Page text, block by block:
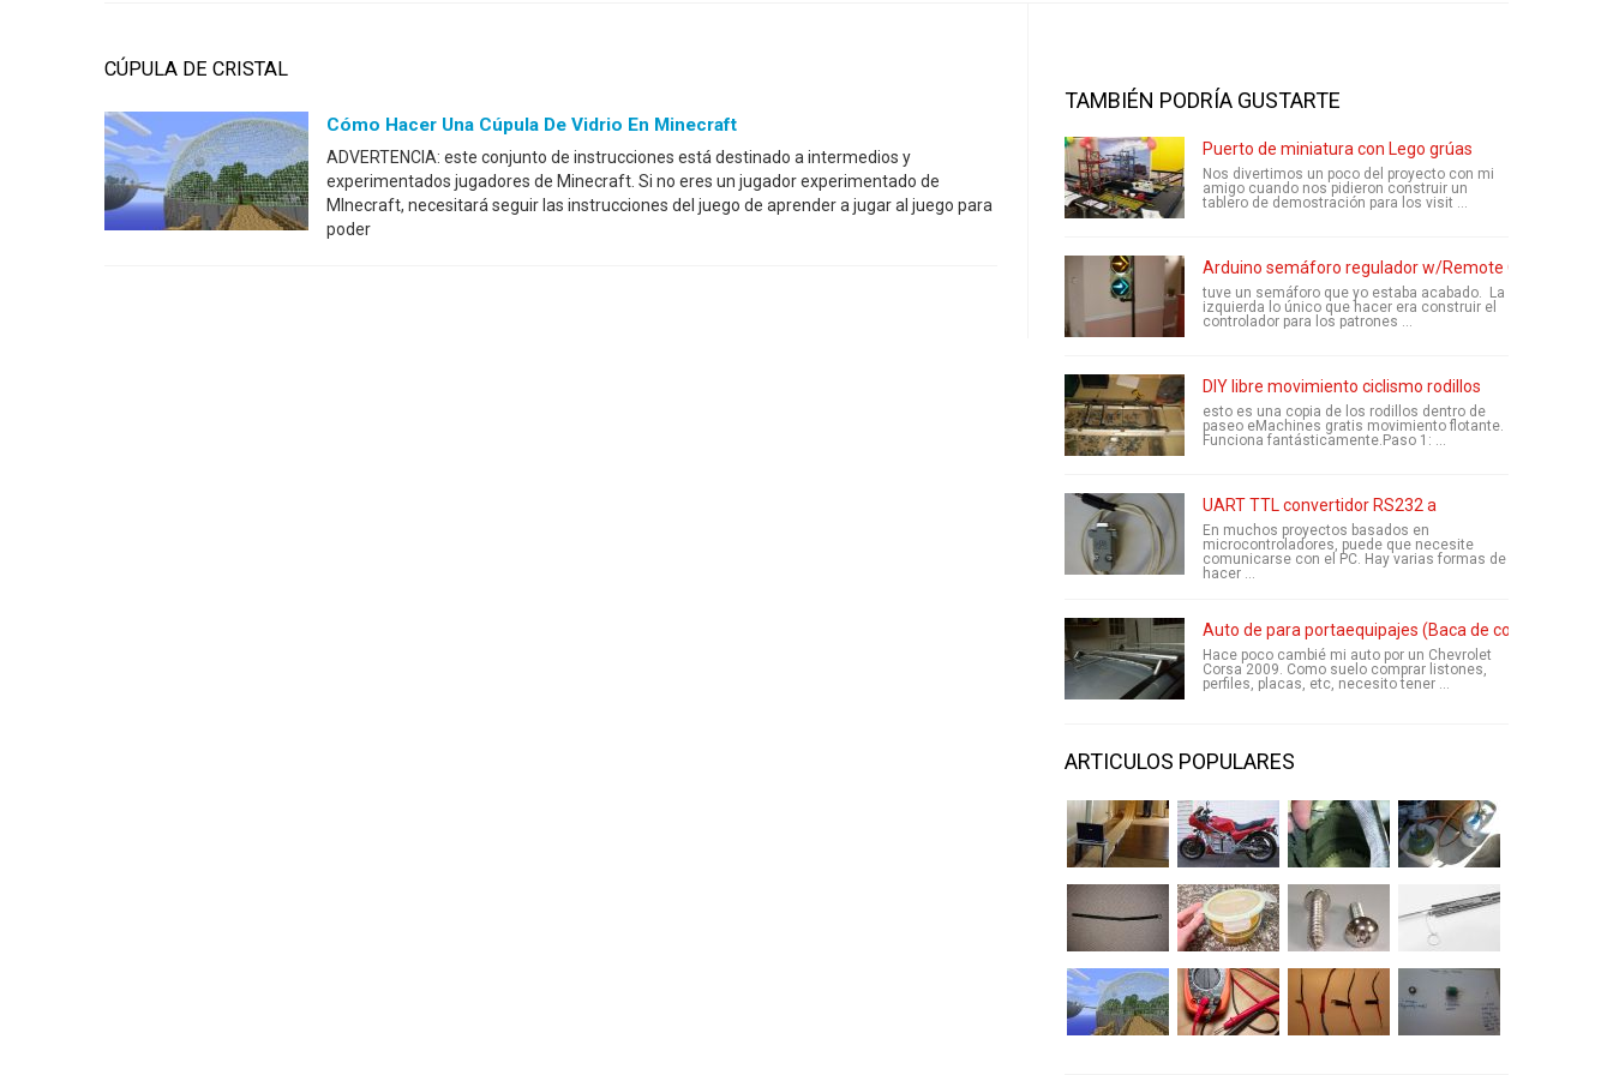
CÚPULA DE CRISTAL
Cómo Hacer Una Cúpula De Vidrio En Minecraft
ADVERTENCIA: este conjunto de instrucciones está destinado a intermedios y
experimentados jugadores de Minecraft. Si no eres un jugador experimentado de
MInecraft, necesitará seguir las instrucciones del juego de aprender a jugar al juego para
poder
TAMBIÉN PODRÍA GUSTARTE
Puerto de miniatura con Lego grúas
Nos divertimos un poco del proyecto con mi
amigo cuando nos pidieron construir un
tablero de demostración para los visit ...
Arduino semáforo regulador w/Remote Control
tuve un semáforo que yo estaba acabado. La
izquierda lo único que hacer era construir el
controlador para los patrones ...
DIY libre movimiento ciclismo rodillos
esto es una copia de los rodillos dentro de
paseo eMachines gratis movimiento flotante.
Funciona fantásticamente.Paso 1: ...
UART TTL convertidor RS232 a
En muchos proyectos basados en
microcontroladores, puede que necesite
comunicarse con el PC. Hay varias formas de
hacer ...
Auto de para portaequipajes (Baca de coche)
Hace poco cambié mi auto por un Chevrolet
Corsa 2009. Como suelo comprar listones,
perfiles, placas, etc, necesito tener ...
ARTICULOS POPULARES